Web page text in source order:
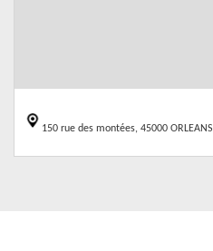
150 rue des montées, 45000 ORLEANS